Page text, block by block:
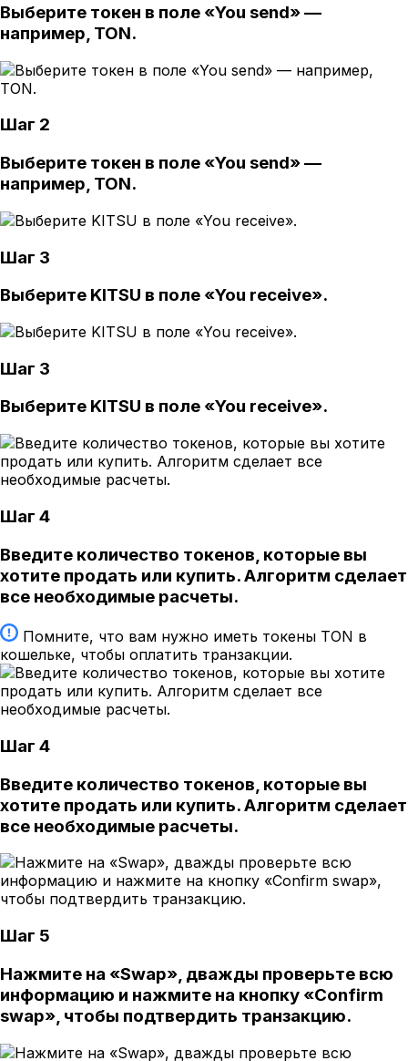
Выберите токен в поле «You send» —
например, TON.
Шаг 2
Выберите токен в поле «You send» —
например, TON.
Шаг 3
Выберите KITSU в поле «You receive».
Шаг 3
Выберите KITSU в поле «You receive».
Шаг 4
Введите количество токенов, которые вы
хотите продать или купить. Алгоритм сделает
все необходимые расчеты.
Помните, что вам нужно иметь токены TON в
кошельке, чтобы оплатить транзакции.
Шаг 4
Введите количество токенов, которые вы
хотите продать или купить. Алгоритм сделает
все необходимые расчеты.
Шаг 5
Нажмите на «Swap», дважды проверьте всю
информацию и нажмите на кнопку «Confirm
swap», чтобы подтвердить транзакцию.